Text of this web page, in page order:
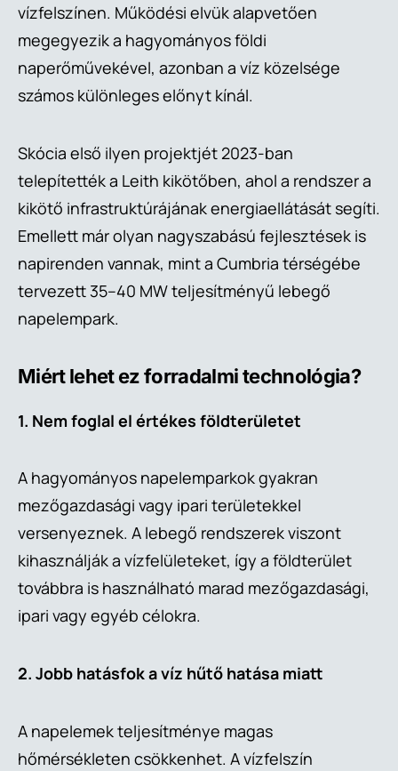
vízfelszínen. Működési elvük alapvetően
megegyezik a hagyományos földi
naperőművekével, azonban a víz közelsége
számos különleges előnyt kínál.
Skócia első ilyen projektjét 2023-ban
telepítették a Leith kikötőben, ahol a rendszer a
kikötő infrastruktúrájának energiaellátását segíti.
Emellett már olyan nagyszabású fejlesztések is
napirenden vannak, mint a Cumbria térségébe
tervezett 35–40 MW teljesítményű lebegő
napelempark.
Miért lehet ez forradalmi technológia?
1. Nem foglal el értékes földterületet
A hagyományos napelemparkok gyakran
mezőgazdasági vagy ipari területekkel
versenyeznek. A lebegő rendszerek viszont
kihasználják a vízfelületeket, így a földterület
továbbra is használható marad mezőgazdasági,
ipari vagy egyéb célokra.
2. Jobb hatásfok a víz hűtő hatása miatt
A napelemek teljesítménye magas
hőmérsékleten csökkenhet. A vízfelszín